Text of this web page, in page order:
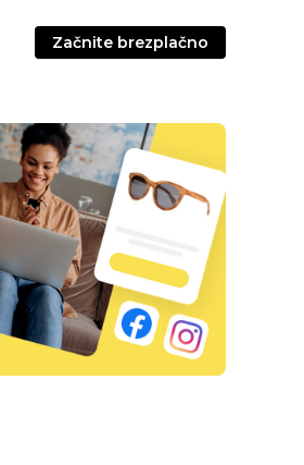
Začnite brezplačno